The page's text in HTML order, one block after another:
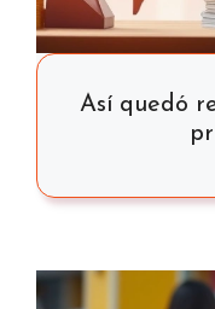
Así quedó